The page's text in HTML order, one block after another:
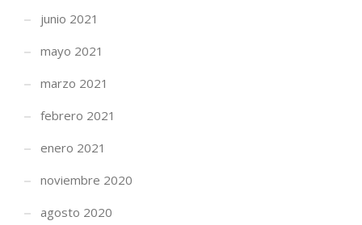
junio 2021
mayo 2021
marzo 2021
febrero 2021
enero 2021
noviembre 2020
agosto 2020